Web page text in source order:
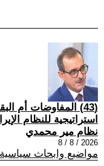
(43) المفاوضات أم
استراتيجية للنظام
نظام مير محمدي
2026 / 8 / 8
مواضيع وابحاث سياسية